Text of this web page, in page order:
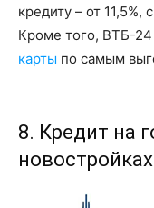
кредиту – от 11,5%,
Кроме того, ВТБ-24
карты по самым
8. Кредит на